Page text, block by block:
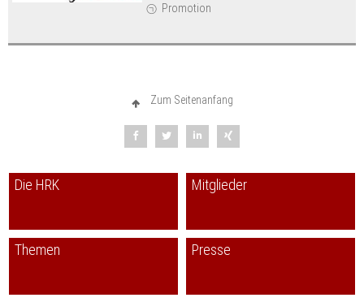
Promotion
Zum Seitenanfang
Die HRK Mitglieder
Themen Presse